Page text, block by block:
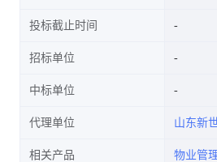
投标截止时间
招标单位
中标单位
代理单位 山东新
相关产品 物业管